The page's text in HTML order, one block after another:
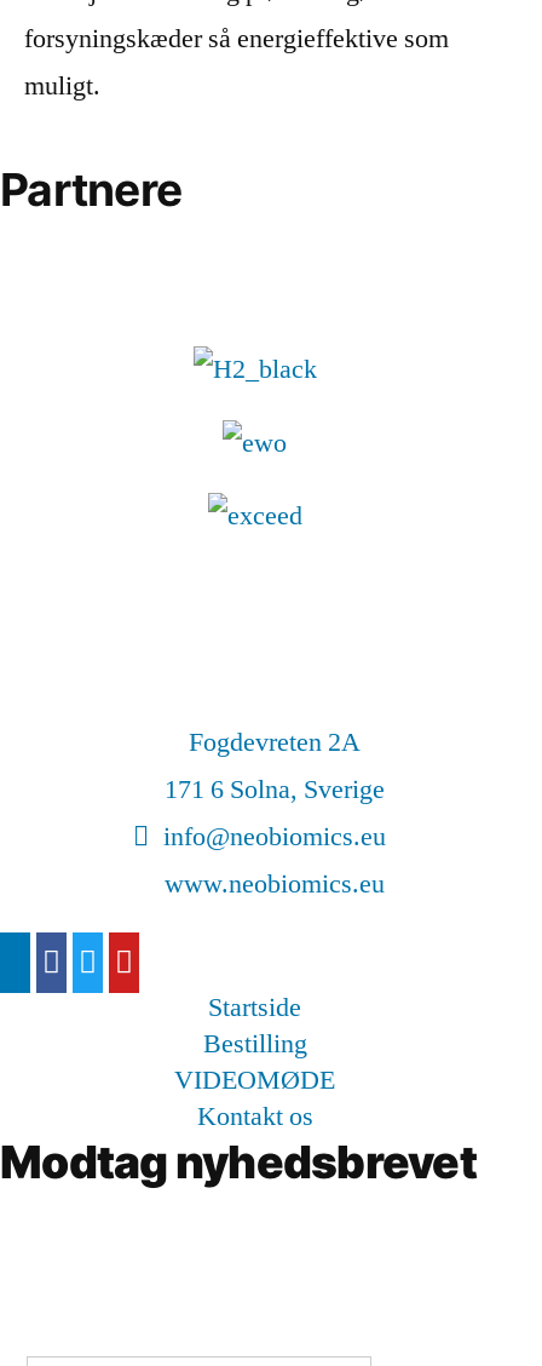
forsyningskæder så energieffektive som
muligt.
Partnere
Fogdevreten 2A
171 6 Solna, Sverige
info@neobiomics.eu
www.neobiomics.eu
Startside
Bestilling
VIDEOMØDE
Kontakt os
Modtag nyhedsbrevet